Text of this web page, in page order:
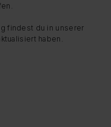
findest du in unserer
haben.